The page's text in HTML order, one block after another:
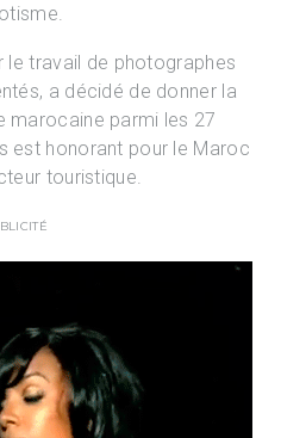
le travail de photographes
a décidé de donner la
marocaine parmi les 27
est honorant pour le Maroc
touristique.